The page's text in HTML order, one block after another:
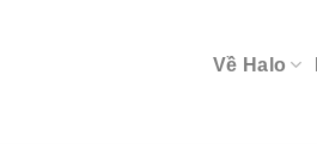
Về Halo